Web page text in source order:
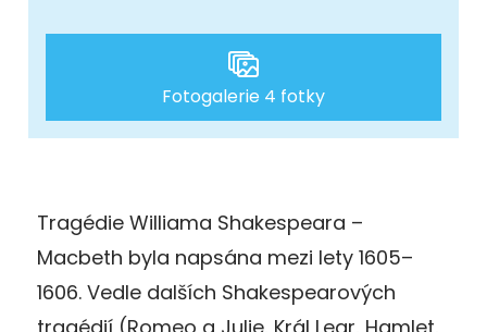
Fotogalerie 4 fotky
Tragédie Williama Shakespeara –
Macbeth byla napsána mezi lety 1605–
1606. Vedle dalších Shakespearových